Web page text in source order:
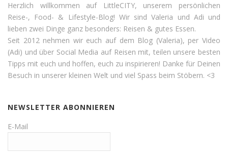
Herzlich willkommen auf LittleCITY, unserem persönlichen
Reise-, Food- & Lifestyle-Blog! Wir sind Valeria und Adi und
lieben zwei Dinge ganz besonders: Reisen & gutes Essen.
Seit 2012 nehmen wir euch auf dem Blog (Valeria), per Video
(Adi) und über Social Media auf Reisen mit, teilen unsere besten
Tipps mit euch und hoffen, euch zu inspirieren! Danke für Deinen
Besuch in unserer kleinen Welt und viel Spass beim Stöbern. <3
NEWSLETTER ABONNIEREN
E-Mail